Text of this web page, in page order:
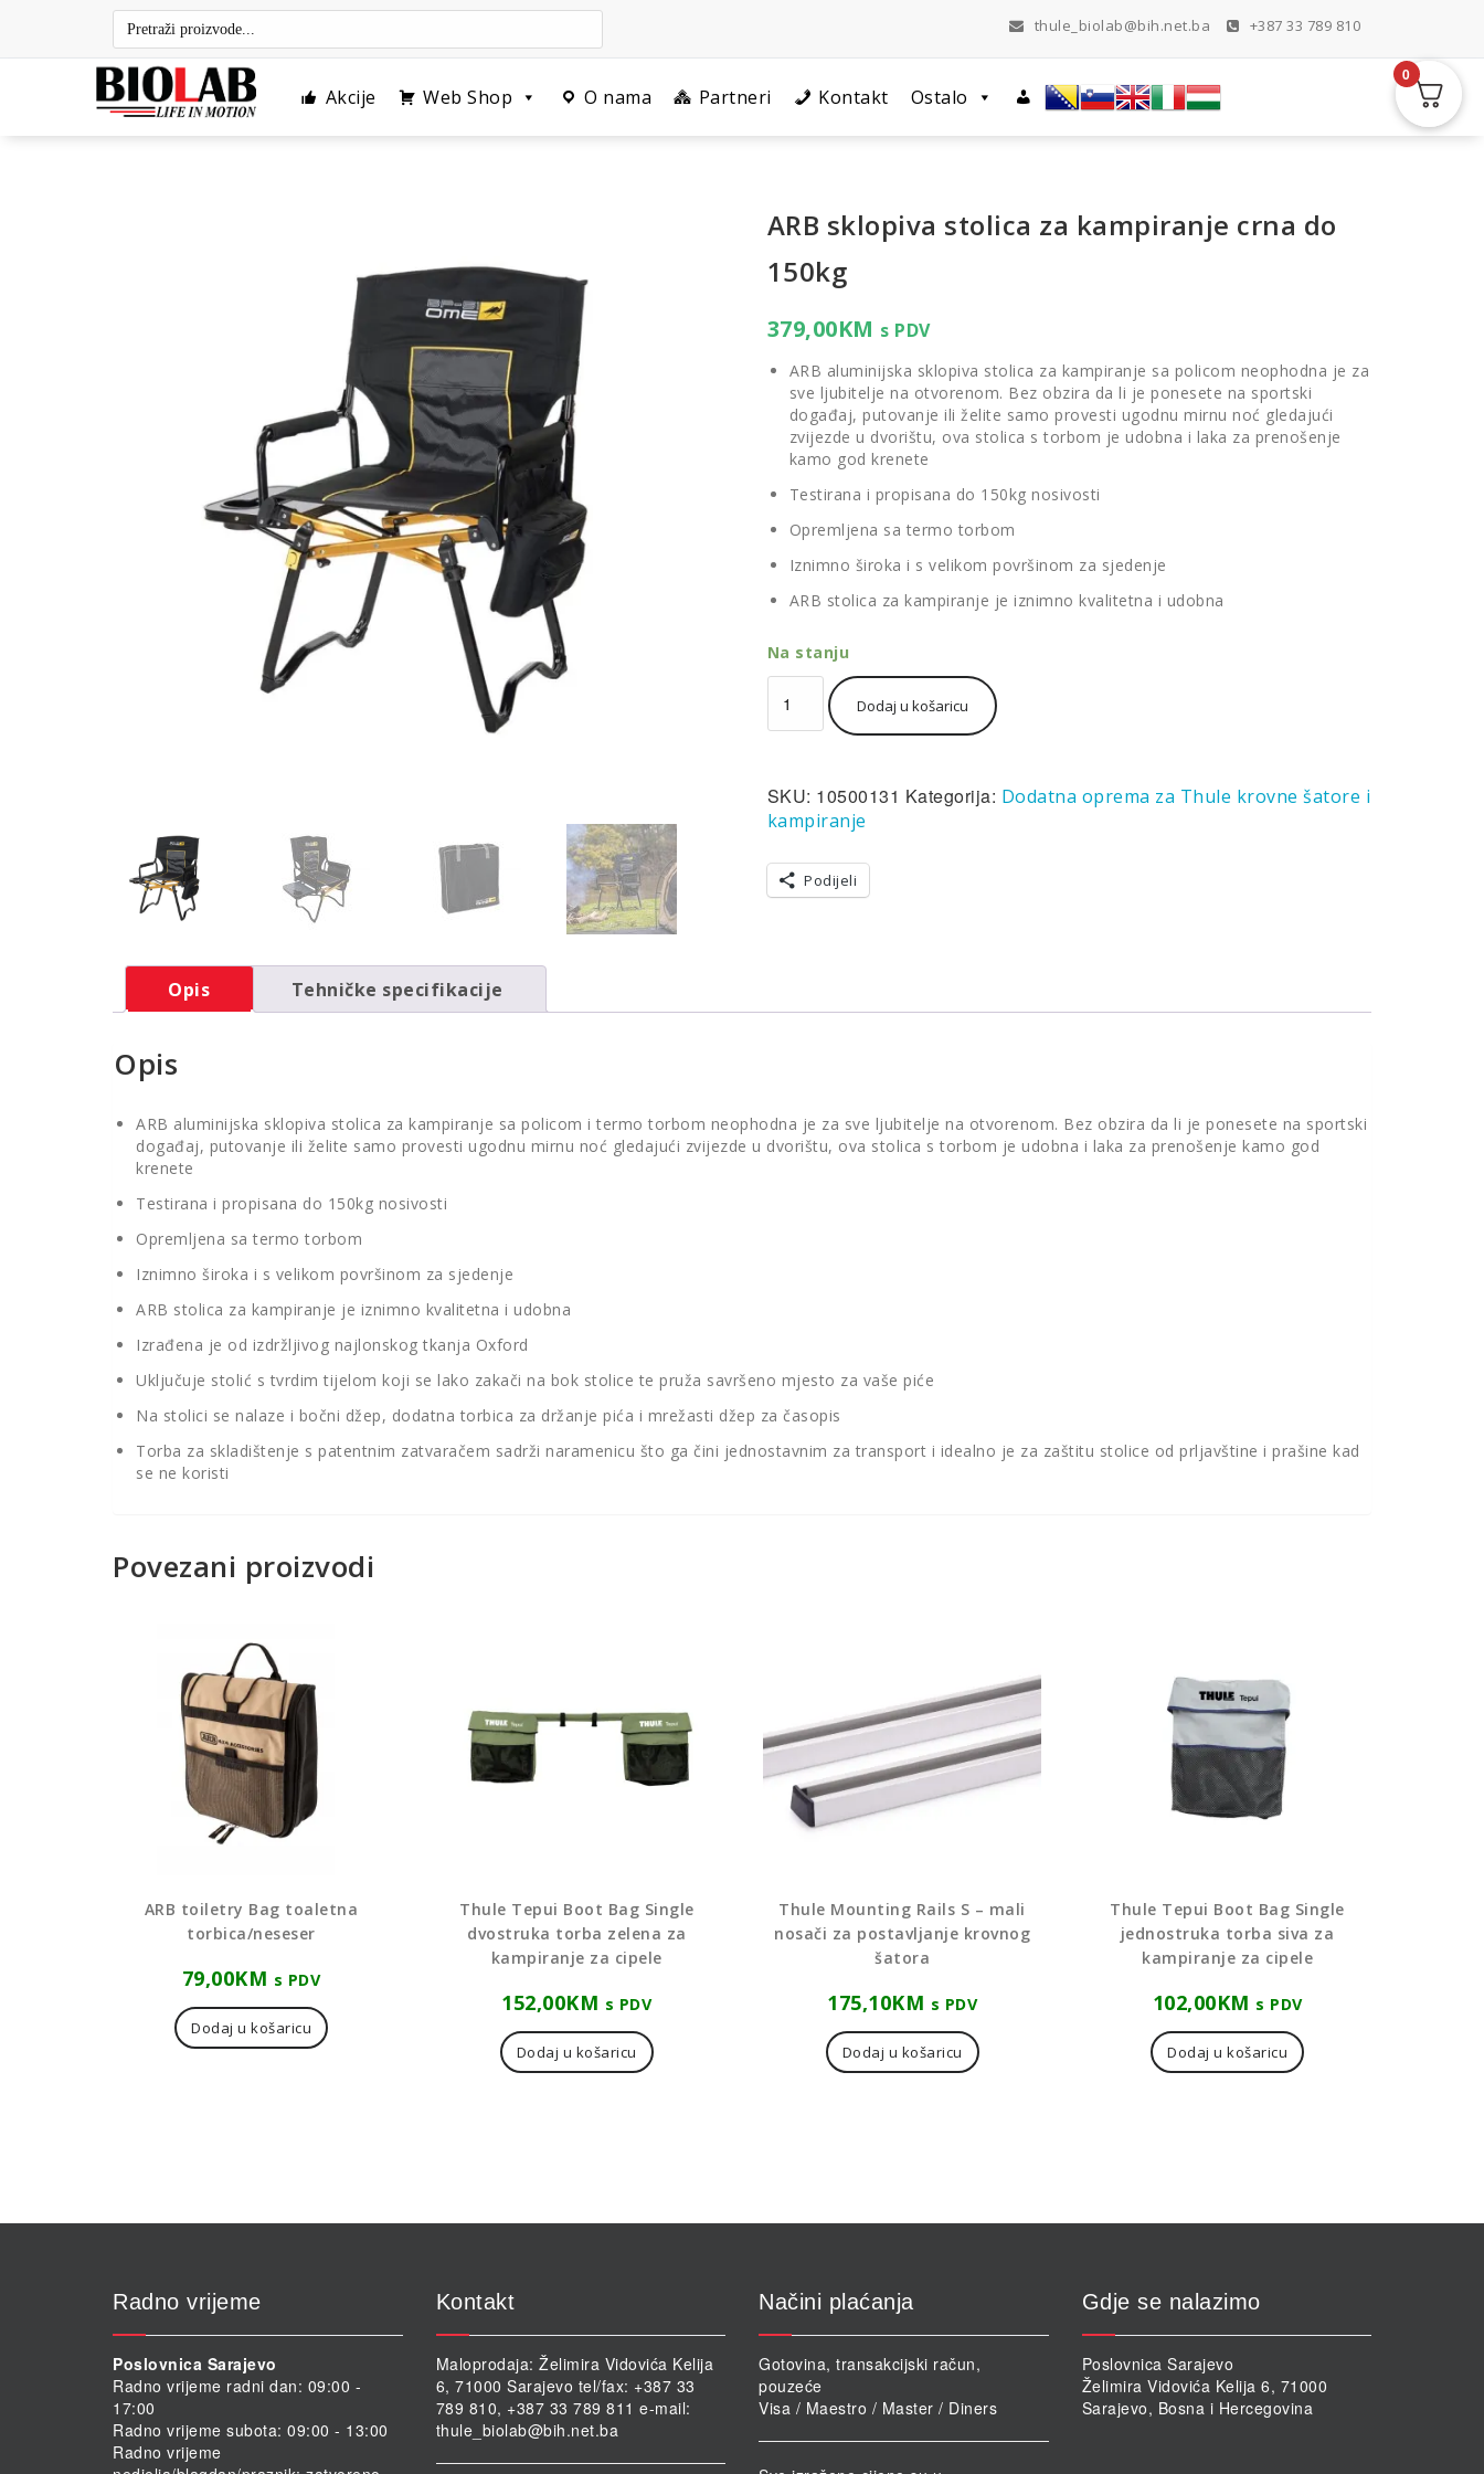
content
thule_biolab@bih.net.ba +387 33 789 810
Akcije Web Shop O nama Partneri Kontakt Ostalo
ARB sklopiva stolica za kampiranje crna do
150kg
379,00KM s PDV
ARB aluminijska sklopiva stolica za kampiranje sa policom neophodna je za
sve ljubitelje na otvorenom. Bez obzira da li je ponesete na sportski
događaj, putovanje ili želite samo provesti ugodnu mirnu noć gledajući
zvijezde u dvorištu, ova stolica s torbom je udobna i laka za prenošenje
kamo god krenete
Testirana i propisana do 150kg nosivosti
Opremljena sa termo torbom
Iznimno široka i s velikom površinom za sjedenje
ARB stolica za kampiranje je iznimno kvalitetna i udobna
Na stanju
sklopiva
stolica
crna
do
količina
Dodaj u košaricu
SKU: 10500131 Kategorija: Dodatna oprema za Thule krovne šatore i
kampiranje
Podijeli
Opis Tehničke specifikacije
Opis
ARB aluminijska sklopiva stolica za kampiranje sa policom i termo torbom neophodna je za sve ljubitelje na otvorenom. Bez obzira da li je ponesete na sportski
događaj, putovanje ili želite samo provesti ugodnu mirnu noć gledajući zvijezde u dvorištu, ova stolica s torbom je udobna i laka za prenošenje kamo god
krenete
Testirana i propisana do 150kg nosivosti
Opremljena sa termo torbom
Iznimno široka i s velikom površinom za sjedenje
ARB stolica za kampiranje je iznimno kvalitetna i udobna
Izrađena je od izdržljivog najlonskog tkanja Oxford
Uključuje stolić s tvrdim tijelom koji se lako zakači na bok stolice te pruža savršeno mjesto za vaše piće
Na stolici se nalaze i bočni džep, dodatna torbica za držanje pića i mrežasti džep za časopis
Torba za skladištenje s patentnim zatvaračem sadrži naramenicu što ga čini jednostavnim za transport i idealno je za zaštitu stolice od prljavštine i prašine kad
se ne koristi
Povezani proizvodi
ARB toiletry Bag toaletna
torbica/neseser
79,00KM s PDV
Dodaj u košaricu
Thule Tepui Boot Bag Single
dvostruka torba zelena za
kampiranje za cipele
152,00KM s PDV
Dodaj u košaricu
Thule Mounting Rails S – mali
nosači za postavljanje krovnog
šatora
175,10KM s PDV
Dodaj u košaricu
Thule Tepui Boot Bag Single
jednostruka torba siva za
kampiranje za cipele
102,00KM s PDV
Dodaj u košaricu
Radno vrijeme
Poslovnica Sarajevo
Radno vrijeme radni dan: 09:00 -
17:00
Radno vrijeme subota: 09:00 - 13:00
Radno vrijeme
Kontakt
Maloprodaja: Želimira Vidovića Kelija
6, 71000 Sarajevo tel/fax: +387 33
789 810, +387 33 789 811 e-mail:
thule_biolab@bih.net.ba
Načini plaćanja
Gotovina, transakcijski račun,
pouzeće
Visa / Maestro / Master / Diners
Gdje se nalazimo
Poslovnica Sarajevo
Želimira Vidovića Kelija 6, 71000
Sarajevo, Bosna i Hercegovina
0